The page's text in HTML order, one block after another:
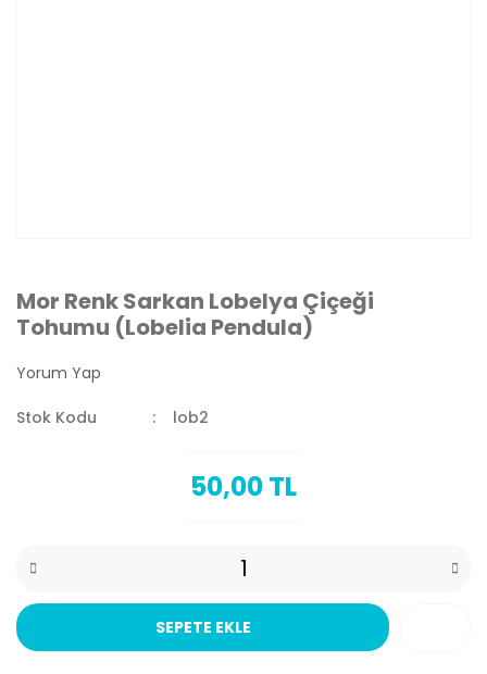
Mor Renk Sarkan Lobelya Çiçeği
Tohumu (Lobelia Pendula)
Yorum Yap
Stok Kodu lob2
50,00 TL
SEPETE EKLE